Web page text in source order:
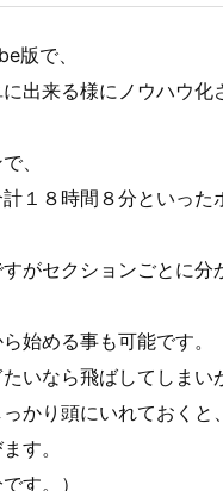
版で、
出来る様にノウハウ化
、
１８時間８分といった
がセクションごとに分
始める事も可能です。
いなら飛ばしてしまい
かり頭にいれておくと、
す。
す。）